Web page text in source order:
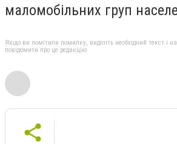
маломобільних груп
Якщо ви помітили помилку, виділіть необхідний текст і
повідомити про це редакцію